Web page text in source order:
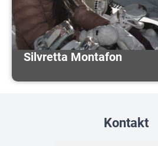
Silvretta Montafon
Kontakt